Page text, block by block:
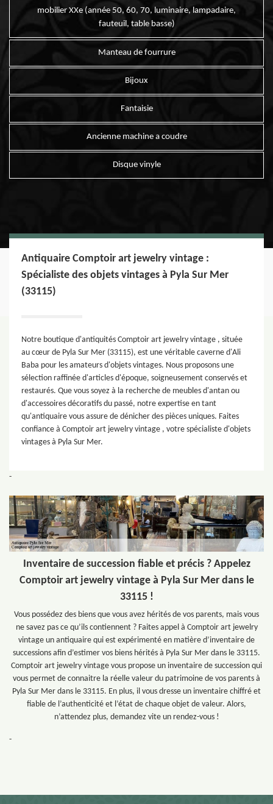
mobilier XXe (année 50, 60, 70, luminaire, lampadaire,
fauteuil, table basse)
Manteau de fourrure
Bijoux
Fantaisie
Ancienne machine a coudre
Disque vinyle
Antiquaire Comptoir art jewelry vintage :
Spécialiste des objets vintages à Pyla Sur Mer
(33115)
Notre boutique d'antiquités Comptoir art jewelry vintage , située
au cœur de Pyla Sur Mer (33115), est une véritable caverne d'Ali
Baba pour les amateurs d'objets vintages. Nous proposons une
sélection raffinée d'articles d'époque, soigneusement conservés et
restaurés. Que vous soyez à la recherche de meubles d'antan ou
d'accessoires décoratifs du passé, notre expertise en tant
qu'antiquaire vous assure de dénicher des pièces uniques. Faites
confiance à Comptoir art jewelry vintage , votre spécialiste d'objets
vintages à Pyla Sur Mer.
-
Inventaire de succession fiable et précis ? Appelez
Comptoir art jewelry vintage à Pyla Sur Mer dans le
33115 !
Vous possédez des biens que vous avez hérités de vos parents, mais vous
ne savez pas ce qu’ils contiennent ? Faites appel à Comptoir art jewelry
vintage un antiquaire qui est expérimenté en matière d’inventaire de
successions afin d’estimer vos biens hérités à Pyla Sur Mer dans le 33115.
Comptoir art jewelry vintage vous propose un inventaire de succession qui
vous permet de connaitre la réelle valeur du patrimoine de vos parents à
Pyla Sur Mer dans le 33115. En plus, il vous dresse un inventaire chiffré et
fiable de l’authenticité et l’état de chaque objet de valeur. Alors,
n’attendez plus, demandez vite un rendez-vous !
-